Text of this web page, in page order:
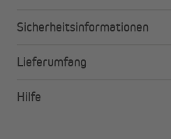
wirkt.
AURORA Kräuselvorhang
Sicherheitsinformationen
Lieferumfang
Hilfe